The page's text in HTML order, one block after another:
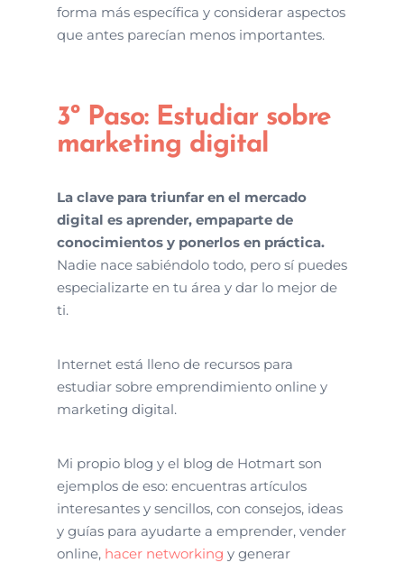
forma más específica y considerar aspectos
que antes parecían menos importantes.
3º Paso: Estudiar sobre
marketing digital
La clave para triunfar en el mercado
digital es aprender, empaparte de
conocimientos y ponerlos en práctica.
Nadie nace sabiéndolo todo, pero sí puedes
especializarte en tu área y dar lo mejor de
ti.
Internet está lleno de recursos para
estudiar sobre emprendimiento online y
marketing digital.
Mi propio blog y el blog de Hotmart son
ejemplos de eso: encuentras artículos
interesantes y sencillos, con consejos, ideas
y guías para ayudarte a emprender, vender
online, hacer networking y generar